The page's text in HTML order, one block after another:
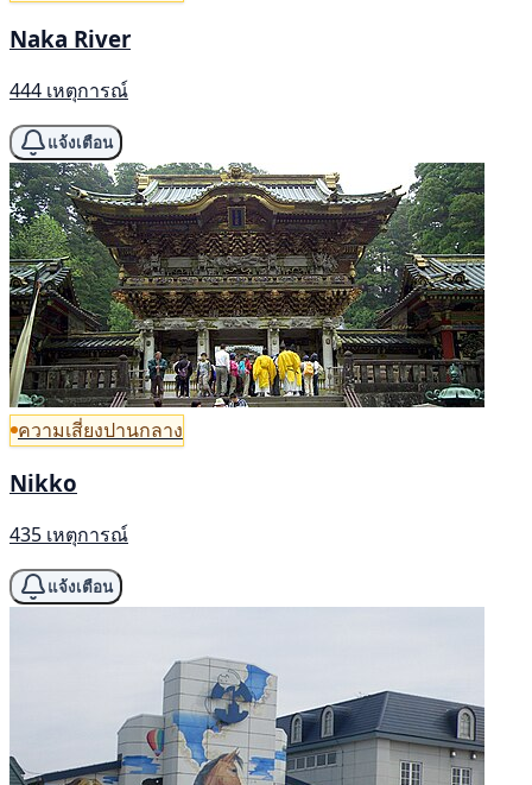
Naka River
444 เหตุการณ์
แจ้งเตือน
ความเสี่ยงปานกลาง
Nikko
435 เหตุการณ์
แจ้งเตือน